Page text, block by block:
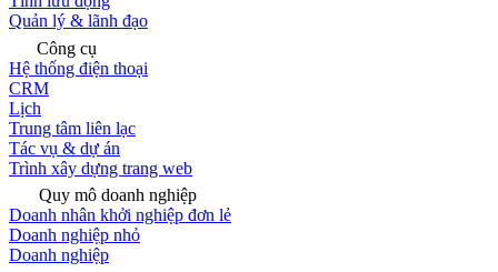
Quản lý & lãnh đạo
Công cụ
Hệ thống điện thoại
CRM
Lịch
Trung tâm liên lạc
Tác vụ & dự án
Trình xây dựng trang web
Quy mô doanh nghiệp
Doanh nhân khởi nghiệp đơn lẻ
Doanh nghiệp nhỏ
Doanh nghiệp